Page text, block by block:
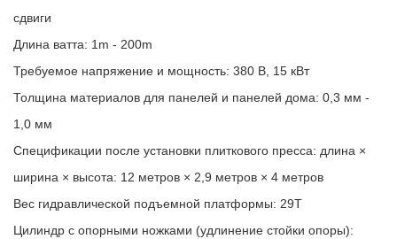
сдвиги
Длина ватта: 1m - 200m
Требуемое напряжение и мощность: 380 В, 15 кВт
Толщина материалов для панелей и панелей дома: 0,3 мм -
1,0 мм
Спецификации после установки плиткового пресса: длина ×
ширина × высота: 12 метров × 2,9 метров × 4 метров
Вес гидравлической подъемной платформы: 29Т
Цилиндр с опорными ножками (удлинение стойки опоры):